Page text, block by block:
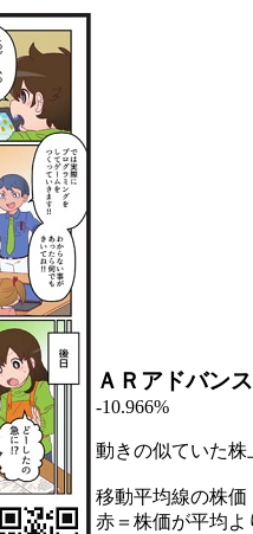
ＡＲアドバン
-10.966%
動きの似ていた
移動平均線の株価
赤＝株価が平均